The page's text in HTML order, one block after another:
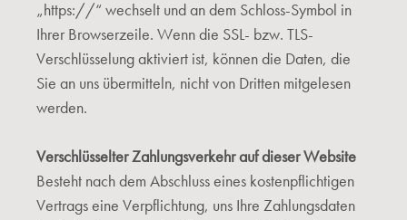
„https://“ wechselt und an dem Schloss-Symbol in
Ihrer Browserzeile. Wenn die SSL- bzw. TLS-
Verschlüsselung aktiviert ist, können die Daten, die
Sie an uns übermitteln, nicht von Dritten mitgelesen
werden.
Verschlüsselter Zahlungsverkehr auf dieser Website
Besteht nach dem Abschluss eines kostenpflichtigen
Vertrags eine Verpflichtung, uns Ihre Zahlungsdaten